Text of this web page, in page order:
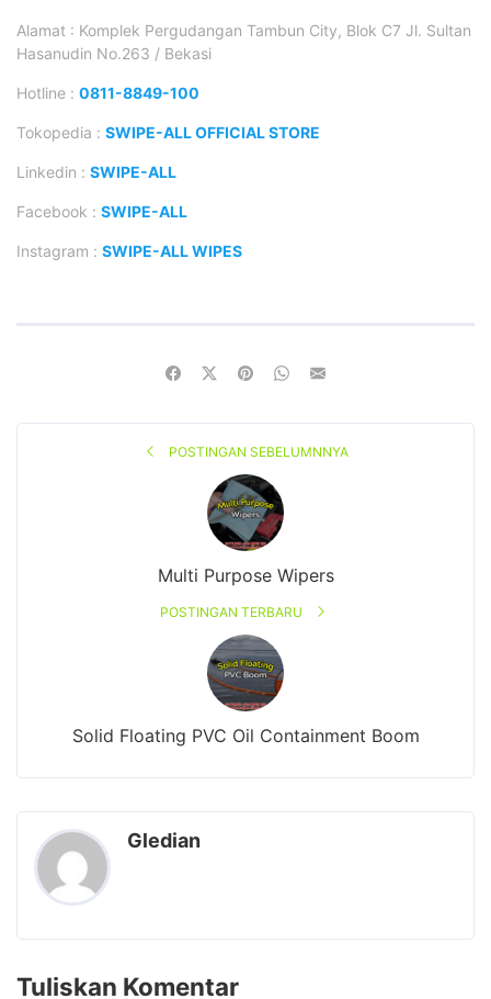
Alamat : Komplek Pergudangan Tambun City, Blok C7 Jl. Sultan
Hasanudin No.263 / Bekasi
Hotline : 0811-8849-100
Tokopedia : SWIPE-ALL OFFICIAL STORE
Linkedin : SWIPE-ALL
Facebook : SWIPE-ALL
Instagram : SWIPE-ALL WIPES
POSTINGAN SEBELUMNNYA
Multi Purpose Wipers
POSTINGAN TERBARU
Solid Floating PVC Oil Containment Boom
Gledian
Tuliskan Komentar